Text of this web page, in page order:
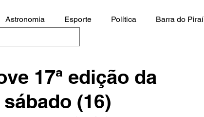
Astronomia Esporte Política Barra do Piraí
17ª edição da
(16)